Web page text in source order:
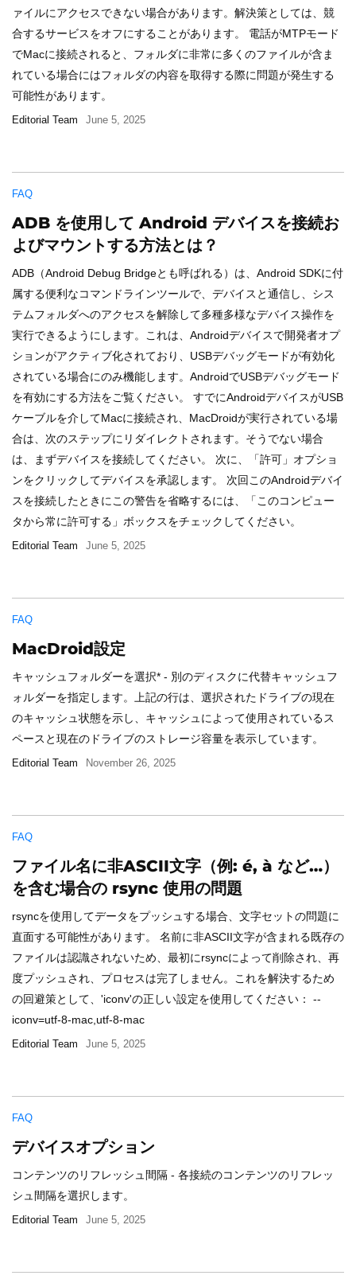
ァイルにアクセスできない場合があります。解決策としては、競
合するサービスをオフにすることがあります。 電話がMTPモード
でMacに接続されると、フォルダに非常に多くのファイルが含ま
れている場合にはフォルダの内容を取得する際に問題が発生する
可能性があります。
Editorial Team June 5, 2025
FAQ
ADB を使用して Android デバイスを接続お
よびマウントする方法とは？
ADB（Android Debug Bridgeとも呼ばれる）は、Android SDKに付
属する便利なコマンドラインツールで、デバイスと通信し、シス
テムフォルダへのアクセスを解除して多種多様なデバイス操作を
実行できるようにします。これは、Androidデバイスで開発者オプ
ションがアクティブ化されており、USBデバッグモードが有効化
されている場合にのみ機能します。AndroidでUSBデバッグモード
を有効にする方法をご覧ください。 すでにAndroidデバイスがUSB
ケーブルを介してMacに接続され、MacDroidが実行されている場
合は、次のステップにリダイレクトされます。そうでない場合
は、まずデバイスを接続してください。 次に、「許可」オプショ
ンをクリックしてデバイスを承認します。 次回このAndroidデバイ
スを接続したときにこの警告を省略するには、「このコンピュー
タから常に許可する」ボックスをチェックしてください。
Editorial Team June 5, 2025
FAQ
MacDroid設定
キャッシュフォルダーを選択* - 別のディスクに代替キャッシュフ
ォルダーを指定します。上記の行は、選択されたドライブの現在
のキャッシュ状態を示し、キャッシュによって使用されているス
ペースと現在のドライブのストレージ容量を表示しています。
Editorial Team November 26, 2025
FAQ
ファイル名に非ASCII文字（例: é, à など…）
を含む場合の rsync 使用の問題
rsyncを使用してデータをプッシュする場合、文字セットの問題に
直面する可能性があります。 名前に非ASCII文字が含まれる既存の
ファイルは認識されないため、最初にrsyncによって削除され、再
度プッシュされ、プロセスは完了しません。これを解決するため
の回避策として、'iconv'の正しい設定を使用してください： --
iconv=utf-8-mac,utf-8-mac
Editorial Team June 5, 2025
FAQ
デバイスオプション
コンテンツのリフレッシュ間隔 - 各接続のコンテンツのリフレッ
シュ間隔を選択します。
Editorial Team June 5, 2025